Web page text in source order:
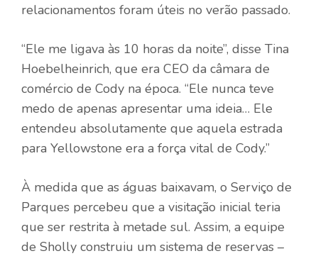
relacionamentos foram úteis no verão passado.
“Ele me ligava às 10 horas da noite”, disse Tina
Hoebelheinrich, que era CEO da câmara de
comércio de Cody na época. “Ele nunca teve
medo de apenas apresentar uma ideia… Ele
entendeu absolutamente que aquela estrada
para Yellowstone era a força vital de Cody.”
À medida que as águas baixavam, o Serviço de
Parques percebeu que a visitação inicial teria
que ser restrita à metade sul. Assim, a equipe
de Sholly construiu um sistema de reservas –